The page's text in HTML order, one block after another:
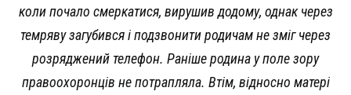
коли почало смеркатися, вирушив додому, однак через
темряву загубився і подзвонити родичам не зміг через
розряджений телефон. Раніше родина у поле зору
правоохоронців не потрапляла. Втім, відносно матері